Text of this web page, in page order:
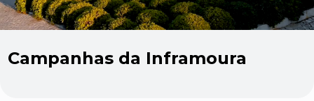
Campanhas da Inframoura